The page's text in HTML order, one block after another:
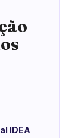
IDEA